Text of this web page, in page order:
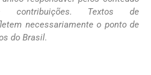
contribuições. Textos de
necessariamente o ponto de
do Brasil.